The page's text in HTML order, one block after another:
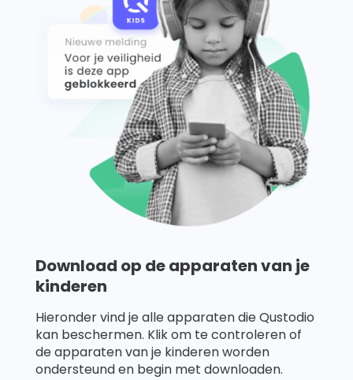
Downloads
Registreren
Download op de apparaten van je
kinderen
Hieronder vind je alle apparaten die Qustodio
kan beschermen. Klik om te controleren of
de apparaten van je kinderen worden
ondersteund en begin met downloaden.